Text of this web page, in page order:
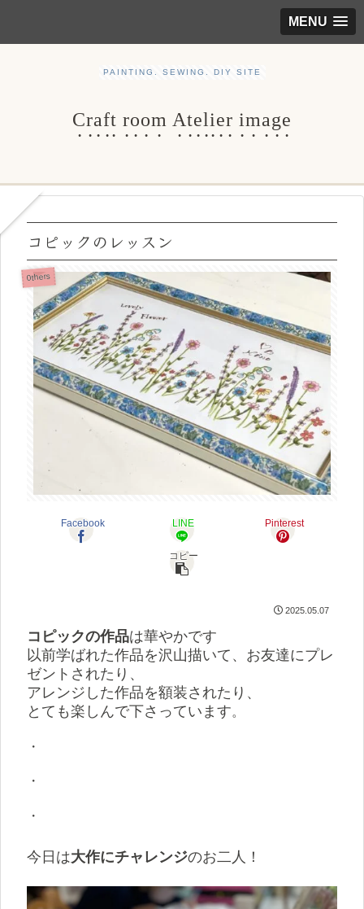
MENU
PAINTING. SEWING. DIY SITE
Craft room Atelier image
コピックのレッスン
0thers
Facebook LINE Pinterest
コピー
2025.05.07
コピックの作品は華やかです
以前学ばれた作品を沢山描いて、お友達にプレ
ゼントされたり、
アレンジした作品を額装されたり、
とても楽しんで下さっています。
・
・
・
今日は大作にチャレンジのお二人！